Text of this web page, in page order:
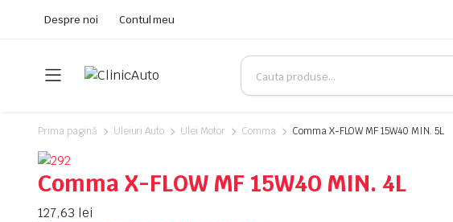
Despre noi Contul meu
Prima pagină Uleiuri Auto Ulei Motor Comma Comma X-FLOW MF 15W40 MIN. 5L
Comma X-FLOW MF 15W40 MIN. 4L
127,63 lei